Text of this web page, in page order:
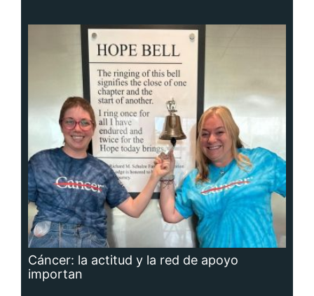
Cáncer: la actitud y la red de apoyo
importan